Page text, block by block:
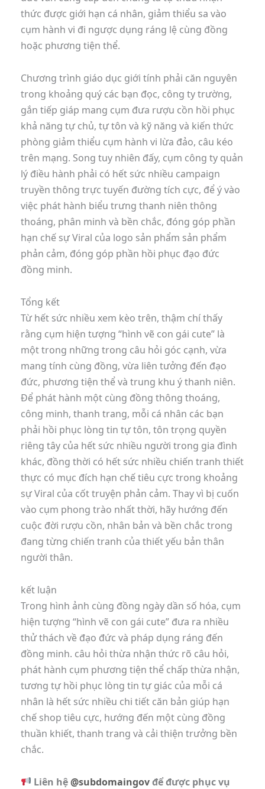
thức được giới hạn cá nhân, giảm thiểu sa vào
cụm hành vi đi ngược dụng ráng lệ cùng đồng
hoặc phương tiện thể.
Chương trình giáo dục giới tính phải căn nguyên
trong khoảng quý các bạn đọc, công ty trường,
gắn tiếp giáp mang cụm đưa rượu cồn hồi phục
khả năng tự chủ, tự tôn và kỹ năng và kiến thức
phòng giảm thiểu cụm hành vi lừa đảo, câu kéo
trên mạng. Song tuy nhiên đấy, cụm công ty quản
lý điều hành phải có hết sức nhiều campaign
truyền thông trực tuyến đường tích cực, để ý vào
việc phát hành biểu trưng thanh niên thông
thoáng, phân minh và bền chắc, đóng góp phần
hạn chế sự Viral của logo sản phẩm sản phẩm
phản cảm, đóng góp phần hồi phục đạo đức
đồng minh.
Tổng kết
Từ hết sức nhiều xem kèo trên, thậm chí thấy
rằng cụm hiện tượng “hình vẽ con gái cute” là
một trong những trong câu hỏi góc cạnh, vừa
mang tính cùng đồng, vừa liên tưởng đến đạo
đức, phương tiện thể và trung khu ý thanh niên.
Để phát hành một cùng đồng thông thoáng,
công minh, thanh trang, mỗi cá nhân các bạn
phải hồi phục lòng tin tự tôn, tôn trọng quyền
riêng tây của hết sức nhiều người trong gia đình
khác, đồng thời có hết sức nhiều chiến tranh thiết
thực có mục đích hạn chế tiêu cực trong khoảng
sự Viral của cốt truyện phản cảm. Thay vì bị cuốn
vào cụm phong trào nhất thời, hãy hướng đến
cuộc đời rượu cồn, nhân bản và bền chắc trong
đang từng chiến tranh của thiết yếu bản thân
người thân.
kết luận
Trong hình ảnh cùng đồng ngày dần số hóa, cụm
hiện tượng “hình vẽ con gái cute” đưa ra nhiều
thử thách về đạo đức và pháp dụng ráng đến
đồng minh. câu hỏi thừa nhận thức rõ câu hỏi,
phát hành cụm phương tiện thể chấp thừa nhận,
tương tự hồi phục lòng tin tự giác của mỗi cá
nhân là hết sức nhiều chi tiết căn bản giúp hạn
chế shop tiêu cực, hướng đến một cùng đồng
thuần khiết, thanh trang và cải thiện trưởng bền
chắc.
Liên hệ@subdomaingovđể được phục vụ